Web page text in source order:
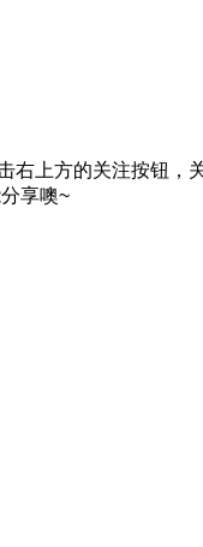
右上方的关注按钮，
享噢~